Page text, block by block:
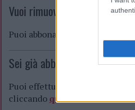
Vuoi rimuovere le pubblicità
Puoi abbonarti a
Sei già abbonato?
Puoi effettuare l'accesso
cliccando qui